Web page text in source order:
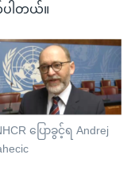
ပါတယ်။
ပြောခွင့်ရ Andrej